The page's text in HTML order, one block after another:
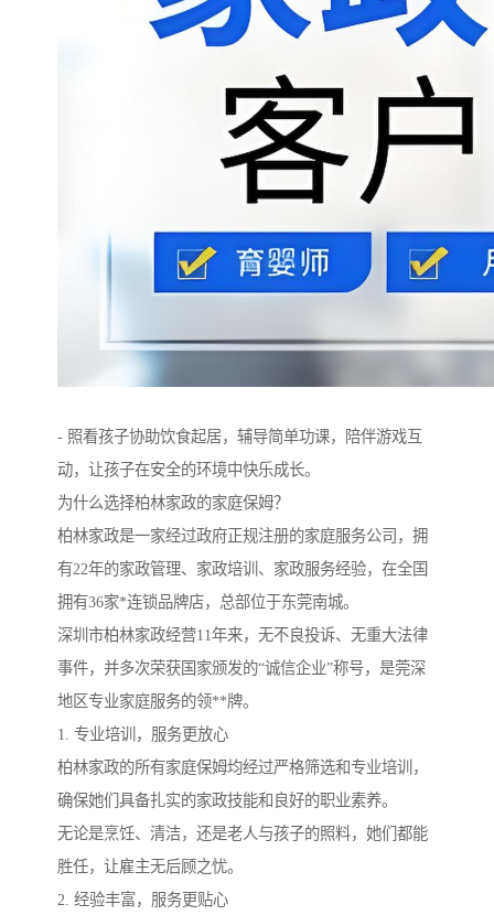
- 照看孩子协助饮食起居，辅导简单功课，陪伴游戏互
动，让孩子在安全的环境中快乐成长。
为什么选择柏林家政的家庭保姆？
柏林家政是一家经过政府正规注册的家庭服务公司，拥
有22年的家政管理、家政培训、家政服务经验，在全国
拥有36家*连锁品牌店，总部位于东莞南城。
深圳市柏林家政经营11年来，无不良投诉、无重大法律
事件，并多次荣获国家颁发的“诚信企业”称号，是莞深
地区专业家庭服务的领**牌。
1. 专业培训，服务更放心
柏林家政的所有家庭保姆均经过严格筛选和专业培训，
确保她们具备扎实的家政技能和良好的职业素养。
无论是烹饪、清洁，还是老人与孩子的照料，她们都能
胜任，让雇主无后顾之忧。
2. 经验丰富，服务更贴心